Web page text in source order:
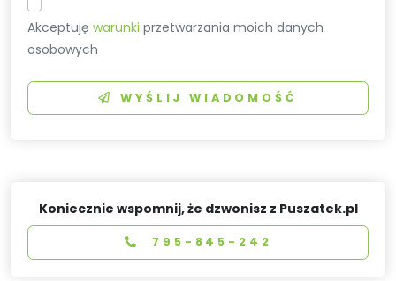
Akceptujęwarunki przetwarzania moich danych
osobowych
WYŚLIJ WIADOMOŚĆ
Koniecznie wspomnij, że dzwonisz z Puszatek.pl
795-845-242